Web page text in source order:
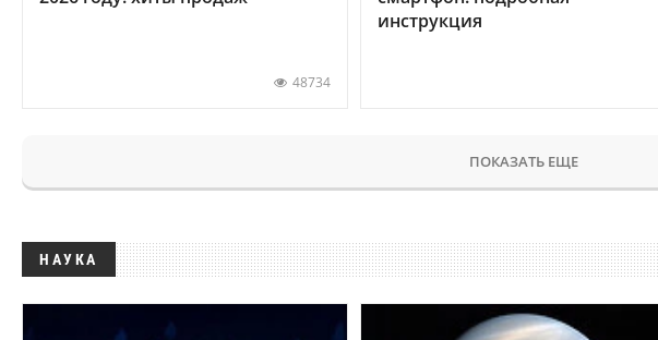
48734
инструкция
ПОКАЗАТЬ ЕЩЕ
НАУКА